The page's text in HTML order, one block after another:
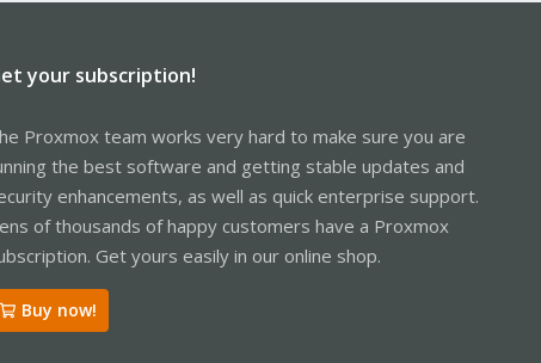
your subscription!
Proxmox team works very hard to make sure you are
the best software and getting stable updates and
enhancements, as well as quick enterprise support.
of thousands of happy customers have a Proxmox
Get yours easily in our online shop.
Buy now!